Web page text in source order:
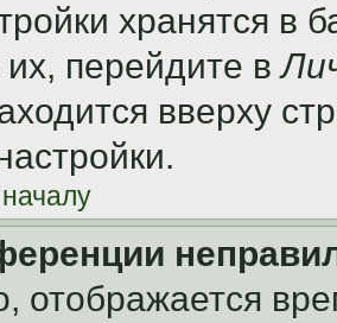
хранятся в
их, перейдите в
вверху
отображается